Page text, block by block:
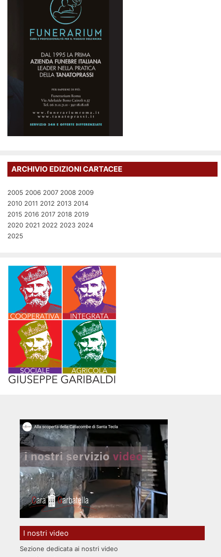
ARCHIVIO EDIZIONI CARTACEE
2005 2006 2007 2008 2009
2010 2011 2012 2013 2014
2015 2016 2017 2018 2019
2020 2021 2022 2023 2024
2025
I nostri video
Sezione dedicata ai nostri video